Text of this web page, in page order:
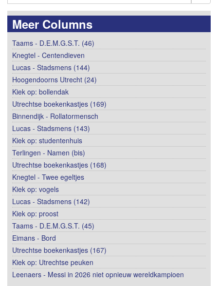
Meer Columns
Taams - D.E.M.G.S.T. (46)
Knegtel - Centendieven
Lucas - Stadsmens (144)
Hoogendoorns Utrecht (24)
Kiek op: bollendak
Utrechtse boekenkastjes (169)
Binnendijk - Rollatormensch
Lucas - Stadsmens (143)
Kiek op: studentenhuis
Terlingen - Namen (bis)
Utrechtse boekenkastjes (168)
Knegtel - Twee egeltjes
Kiek op: vogels
Lucas - Stadsmens (142)
Kiek op: proost
Taams - D.E.M.G.S.T. (45)
Eimans - Bord
Utrechtse boekenkastjes (167)
Kiek op: Utrechtse peuken
Leenaers - Messi in 2026 niet opnieuw wereldkampioen